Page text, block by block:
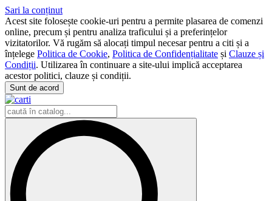
Sari la conținut
Acest site folosește cookie-uri pentru a permite plasarea de comenzi
online, precum și pentru analiza traficului și a preferințelor
vizitatorilor. Vă rugăm să alocați timpul necesar pentru a citi și a
înțelege Politica de Cookie, Politica de Confidențialitate și Clauze și
Condiții. Utilizarea în continuare a site-ului implică acceptarea
acestor politici, clauze și condiții.
Sunt de acord